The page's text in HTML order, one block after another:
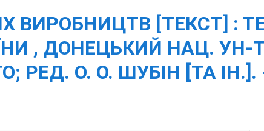
ВИРОБНИЦТВ [ТЕКСТ] :
, ДОНЕЦЬКИЙ НАЦ. УН-
РЕД. О. О. ШУБІН [ТА